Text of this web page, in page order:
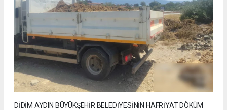
DİDİM AYDIN BÜYÜKŞEHİR BELEDİYESİNİN HAFRİYAT DÖKÜM